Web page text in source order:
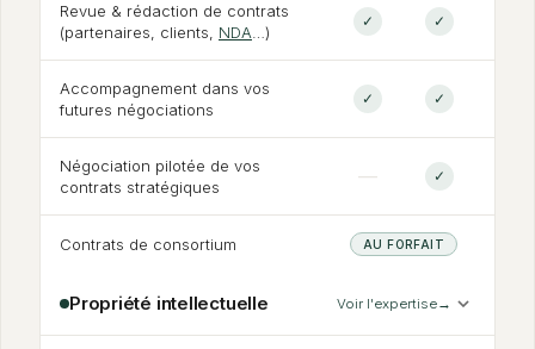
Revue & rédaction de contrats
(partenaires, clients, NDA …)
✓ ✓
Accompagnement dans vos
futures négociations
✓ ✓
Négociation pilotée de vos
contrats stratégiques
— ✓
Contrats de consortium AU FORFAIT
Propriété intellectuelle Voir l'expertise→